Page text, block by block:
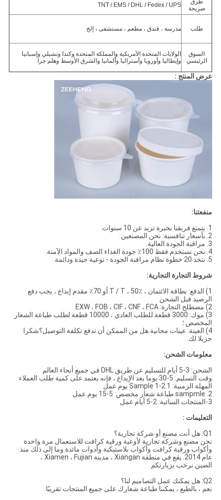
طرق
صريحة
TNT / EMS / DHL / Fedex / UPS
طلب مدرسة ، فندق ، مطعم ، مستشفى ، إلخ
السوق
الرئيسي
الولايات المتحدة الأمريكية والمملكة المتحدة وكندا وتشيلي وإسبانيا
وإيطاليا وأوروبا وأستراليا وألمانيا والشرق الأوسط وهلم جرا
عرض المنتج :
منفعتنا:
1. يتمتع فريقنا بخبرة تزيد عن 10 سنوات.
2. بأسعار تنافسية: نحن المصنعين.
3. مراقبة الجودة العالية.
4. نحن نستخدم فقط 100٪ جودة الغذاء الصف والمواد الآمنة.
5. نتخذ 20 خطوة نظام مراقبة الجودة - نوعية جيدة ودائمة.
شروط التجارة التجارية:
1) الدفع: بطاقة الائتمان ، T / T ، 50٪ أو 70٪ مقدم إيداع ، يجب دفع
الرصيد قبل الشحن
2) مصطلح التجارة: EXW ، FOB ، CIF ، CNF ، FCA
3) موك: 3000 قطعة للطلب العادي ، 10000 قطعة لطلب طباعة الشعار
المخصص ؛
4) العينة: عينات مجانية.هل من الممكن أن تدفع تكلفة التوصيل؟شكرا
جزيلا لك.
معلومات الشحن:
الشحن: 3-5 أيام للتسليم عن طريق DHL في جميع أنحاء العالم
وقت التسليم: 5-30 يوما بعد الإيداع ، فإنه يعتمد على كمية طلب العملاء
المهلة الزمنية: 1.Sample 1-2 يوم عمل
2. sampmle طباعة شعار مخصص: 5-15 يوم عمل
3-المنتجات السائبة: 2-5 أيام عمل
التعليمات :
Q1: هل أنت مصنع أو شركة تجارية؟
نحن مصنع وشركة تجارية لأوعية ورقية كرافت للاستعمال مرة واحدة
وأكواب ورقية كرافت وأكواب بلاستيكية وأدوات مائدة وما إلى ذلك منذ
عام 2014. يقع في منطقة Xiangan ، مدينة Xiamen ، Fujian ،
الصين.نرحب بزيارتكم.
Q2: هل يمكنك عمل التصاميم لنا؟
نعم ، بالطبع ، يمكننا طباعة شعارك على جميع المنتجات تقريبًا.